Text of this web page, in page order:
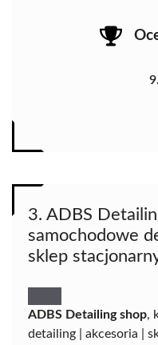
3. ADBS
samochodowe
sklep
ADBS Detailing shop,
detailing | akcesoria |